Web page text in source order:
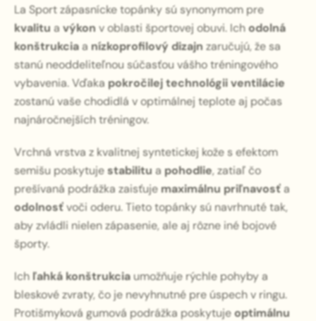
La Sport zápasnícke topánky sú synonymom pre
kvalituavýkonv oblasti športovej obuvi. Ichodolná
konštrukciaanízkoprofilový dizajnzaručujú, že sa
stanú neoddeliteľnou súčasťou vášho tréningového
vybavenia. Vďakapokročilej technológii ventilácie
zostanú vaše chodidlá v optimálnej teplote aj počas
najnáročnejších tréningov.
Vrchná vrstva z kvalitnej syntetickej kože s efektom
semišu poskytujestabilituapohodlie, zatiaľ čo
prešívaná podrážka zaisťujemaximálnu priľnavosťa
odolnosťvoči oderu. Tieto topánky sú navrhnuté tak,
aby zvládli nielen zápasenie, ale aj rôzne iné bojové
športy.
Ichľahká konštrukciaumožňuje rýchle pohyby a
bleskové zvraty, čo je nevyhnutné pre úspech v ringu.
Protišmyková gumová podrážka poskytujeoptimálnu